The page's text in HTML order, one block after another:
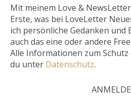
Mit meinem Love &
Erste, was bei LoveLetter
ich persönliche Gedanken und
auch das eine oder andere
Alle Informationen zum
du unter Datenschutz.
Diese Website verwendet Cookies
und zu Ihren Rechten als
Datenschutzerklärung. Klicken Sie
Ich stimme